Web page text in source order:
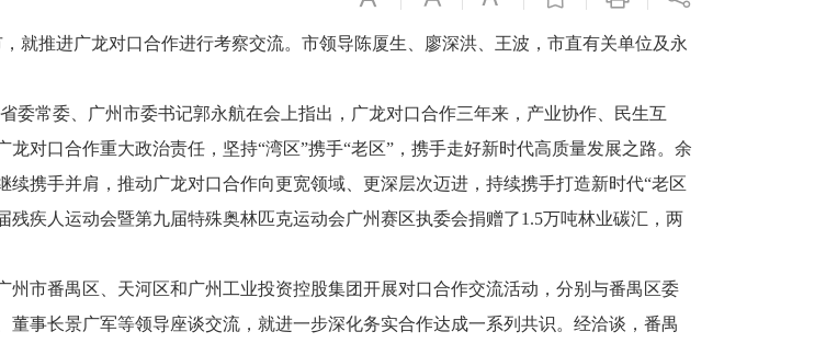
推进广龙对口合作进行考察交流。市领导陈厦生、廖深洪、王波，市直有关单位及永
常委、广州市委书记郭永航在会上指出，广龙对口合作三年来，产业协作、民生互
对口合作重大政治责任，坚持“湾区”携手“老区”，携手走好新时代高质量发展之路。余
携手并肩，推动广龙对口合作向更宽领域、更深层次迈进，持续携手打造新时代“老区
疾人运动会暨第九届特殊奥林匹克运动会广州赛区执委会捐赠了1.5万吨林业碳汇，两
市番禺区、天河区和广州工业投资控股集团开展对口合作交流活动，分别与番禺区委
事长景广军等领导座谈交流，就进一步深化务实合作达成一系列共识。经洽谈，番禺